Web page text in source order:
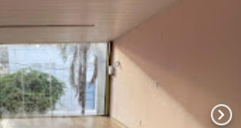
chevron_right